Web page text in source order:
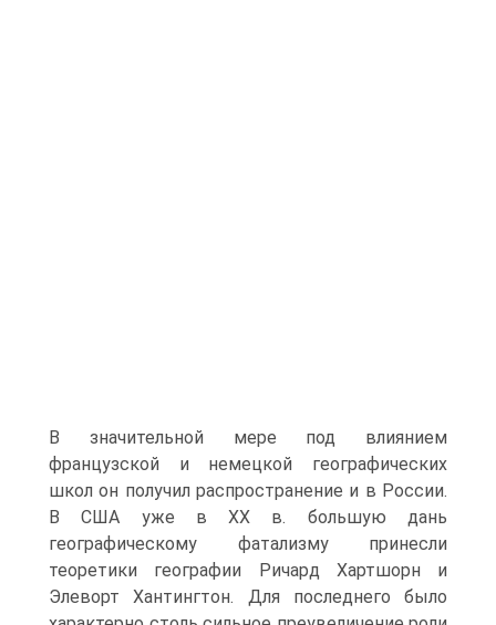
В значительной мере под влиянием
французской и немецкой географических
школ он получил распространение и в России.
В США уже в XX в. большую дань
географическому фатализму принесли
теоретики географии Ричард Хартшорн и
Элеворт Хантингтон. Для последнего было